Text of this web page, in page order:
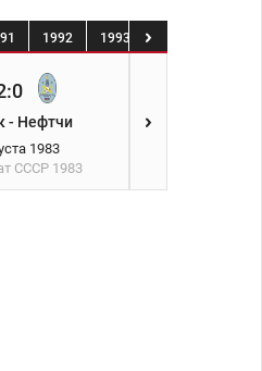
1992 1993
- Нефтчи
1983
СССР 1983